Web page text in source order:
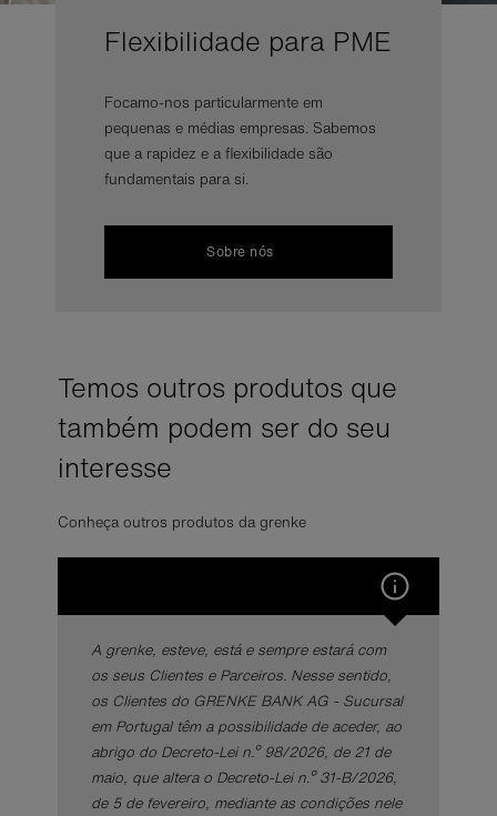
Flexibilidade para PME
Focamo-nos particularmente em
pequenas e médias empresas. Sabemos
que a rapidez e a flexibilidade são
fundamentais para si.
Sobre nós
Temos outros produtos que
também podem ser do seu
interesse
Conheça outros produtos da grenke
A grenke, esteve, está e sempre estará com
os seus Clientes e Parceiros. Nesse sentido,
os Clientes do GRENKE BANK AG - Sucursal
em Portugal têm a possibilidade de aceder, ao
abrigo do Decreto-Lei n.º 98/2026, de 21 de
maio, que altera o Decreto-Lei n.º 31-B/2026,
de 5 de fevereiro, mediante as condições nele